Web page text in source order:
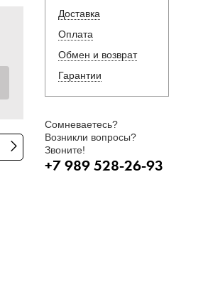
Доставка
Оплата
Обмен и возврат
Гарантии
Сомневаетесь?
Возникли вопросы?
Звоните!
+7 989 528-26-93